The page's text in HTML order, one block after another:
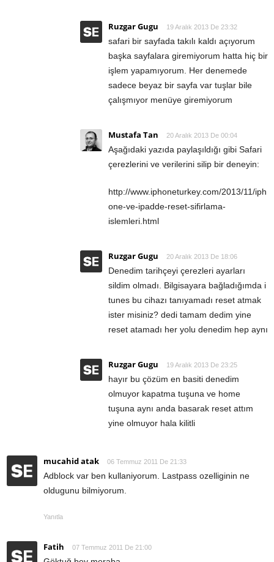
Ruzgar Gugu 19 Aralık 2013 De 23:32
safari bir sayfada takılı kaldı açıyorum
başka sayfalara giremiyorum hatta hiç bir
işlem yapamıyorum. Her denemede
sadece beyaz bir sayfa var tuşlar bile
çalışmıyor menüye giremiyorum
Mustafa Tan 20 Aralık 2013 De 00:04
Aşağıdaki yazıda paylaşıldığı gibi Safari
çerezlerini ve verilerini silip bir deneyin:
http://www.iphoneturkey.com/2013/11/iph
one-ve-ipadde-reset-sifirlama-
islemleri.html
Ruzgar Gugu 20 Aralık 2013 De 18:06
Denedim tarihçeyi çerezleri ayarları
sildim olmadı. Bilgisayara bağladığımda i
tunes bu cihazı tanıyamadı reset atmak
ister misiniz? dedi tamam dedim yine
reset atamadı her yolu denedim hep aynı
Ruzgar Gugu 19 Aralık 2013 De 23:25
hayır bu çözüm en basiti denedim
olmuyor kapatma tuşuna ve home
tuşuna aynı anda basarak reset attım
yine olmuyor hala kilitli
mucahid atak 06 Temmuz 2011 De 21:33
Adblock var ben kullaniyorum. Lastpass ozelliginin ne
oldugunu bilmiyorum.
Yanıtla
Fatih 07 Temmuz 2011 De 21:00